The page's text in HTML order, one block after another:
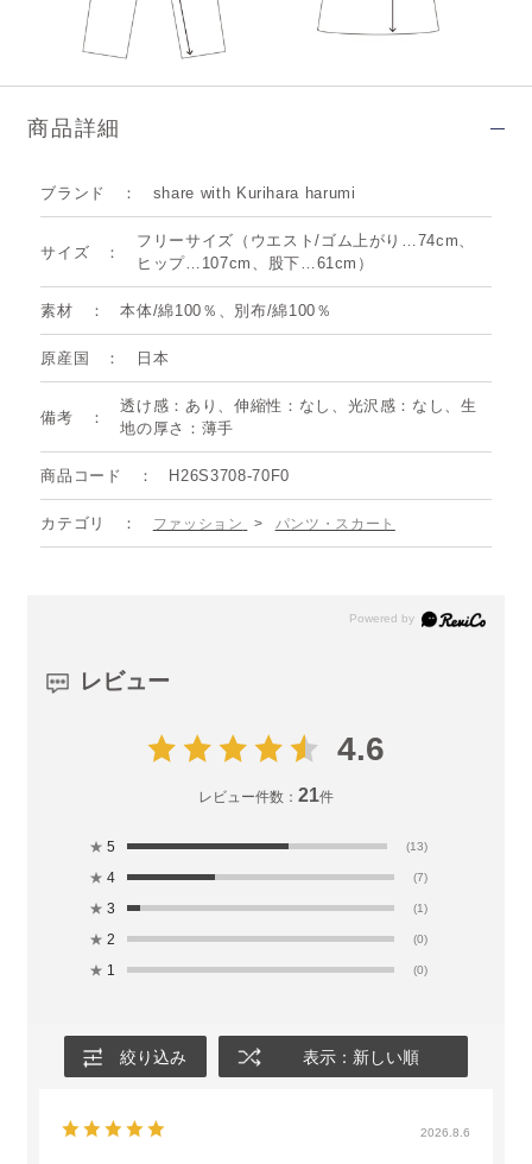
商品詳細
ブランド share with Kurihara harumi
サイズ
フリーサイズ（ウエスト/ゴム上がり…74cm、
ヒップ…107cm、股下…61cm）
素材 本体/綿100％、別布/綿100％
原産国 日本
備考
透け感：あり、伸縮性：なし、光沢感：なし、生
地の厚さ：薄手
商品コード H26S3708-70F0
カテゴリ ファッション > パンツ・スカート
レビュー
4.6
レビュー件数： 21件
★ 5 (13)
★ 4 (7)
★ 3 (1)
★ 2 (0)
★ 1 (0)
絞り込み 表示：新しい順
2026.8.6